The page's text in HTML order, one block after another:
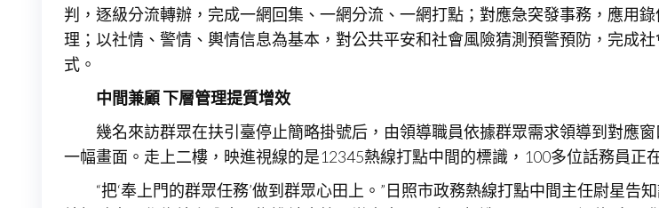
判，逐級分流轉辦，完成一網回集、一網分流、一網打點；對應急突發事務，應用
理；以社情、警情、輿情信息為基本，對公共平安和社會風險猜測預警預防，完成
式。
中間兼顧下層管理提質增效
幾名來訪群眾在扶引臺停止簡略掛號后，由領導職員依據群眾需求領導到對應
一幅畫面。走上二樓，映進視線的是12345熱線打點中間的標識，100多位話務員正
“把‘奉上門的群眾任務’做到群眾心田上。”日照市政務熱線打點中間主任尉星